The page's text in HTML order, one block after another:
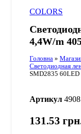
COLORS
4,4W/m
Головна »
Светодиодная
SMD2835
Артикул
131.53